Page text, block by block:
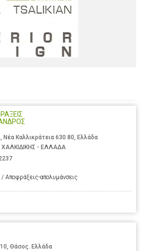
Νέα Καλλικράτεια 630 80, Ελλάδα
ΧΑΛΚΙΔΙΚΗΣ - ΕΛΛΑΔΑ
/ Αποφράξεις-απολυμάνσεις
Θάσος. Ελλάδα